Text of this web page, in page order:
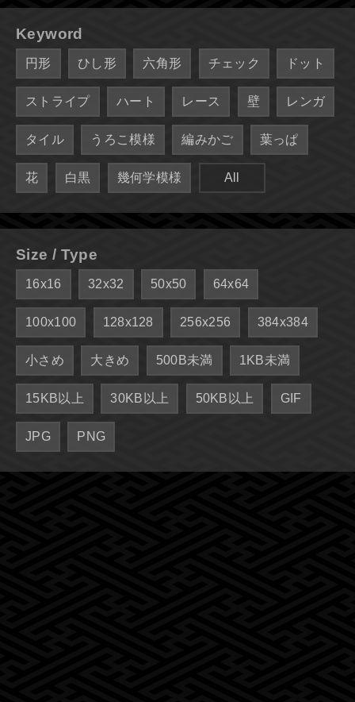
Keyword
円形 ひし形 六角形 チェック ドット
ストライプ ハート レース 壁 レンガ
タイル うろこ模様 編みかご 葉っぱ
花 白黒 幾何学模様 All
Size / Type
16x16 32x32 50x50 64x64
100x100 128x128 256x256 384x384
小さめ 大きめ 500B未満 1KB未満
15KB以上 30KB以上 50KB以上 GIF
JPG PNG